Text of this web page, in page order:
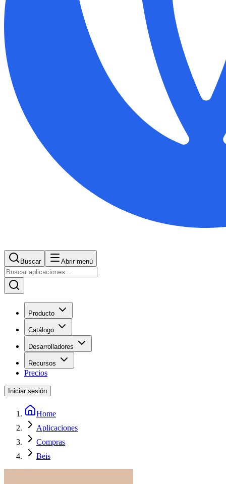
Buscar Abrir menú
Producto
Catálogo
Desarrolladores
Recursos
Precios
Iniciar sesión
Home
Aplicaciones
Compras
Beis